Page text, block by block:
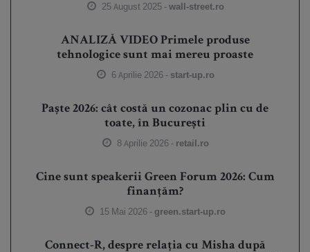
25 August 2025 -wall-street.ro
ANALIZĂ VIDEO Primele produse
tehnologice sunt mai mereu proaste
6 Aprilie 2026 - start-up.ro
Paște 2026: cât costă un cozonac plin cu de
toate, în București
8 Aprilie 2026 - retail.ro
Cine sunt speakerii Green Forum 2026: Cum
finanțăm?
15 Mai 2026 - green.start-up.ro
Connect-R, despre relația cu Misha după